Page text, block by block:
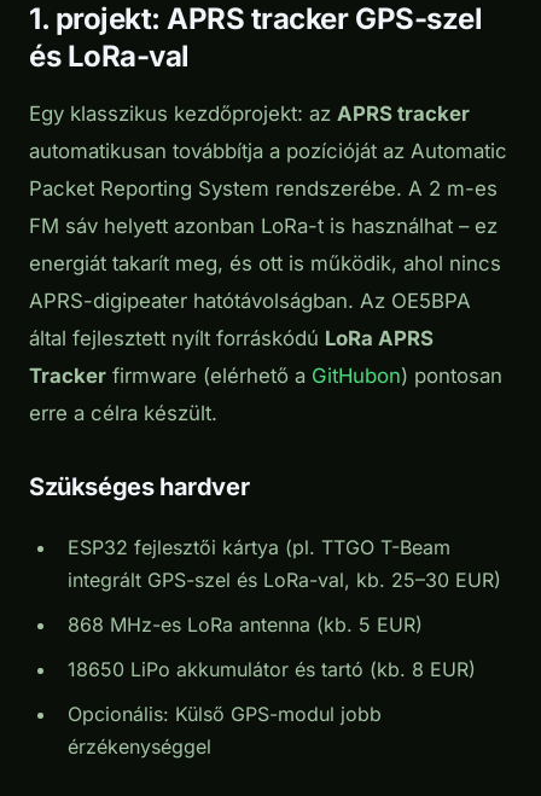
1. projekt: APRS tracker GPS-szel
és LoRa-val
Egy klasszikus kezdőprojekt: az APRS tracker
automatikusan továbbítja a pozícióját az Automatic
Packet Reporting System rendszerébe. A 2 m-es
FM sáv helyett azonban LoRa-t is használhat – ez
energiát takarít meg, és ott is működik, ahol nincs
APRS-digipeater hatótávolságban. Az OE5BPA
által fejlesztett nyílt forráskódú LoRa APRS
Tracker firmware (elérhető a GitHubon) pontosan
erre a célra készült.
Szükséges hardver
ESP32 fejlesztői kártya (pl. TTGO T-Beam
integrált GPS-szel és LoRa-val, kb. 25–30 EUR)
868 MHz-es LoRa antenna (kb. 5 EUR)
18650 LiPo akkumulátor és tartó (kb. 8 EUR)
Opcionális: Külső GPS-modul jobb
érzékenységgel